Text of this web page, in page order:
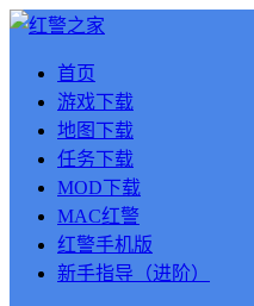
首页
游戏下载
地图下载
任务下载
MOD下载
MAC红警
红警手机版
新手指导（进阶）